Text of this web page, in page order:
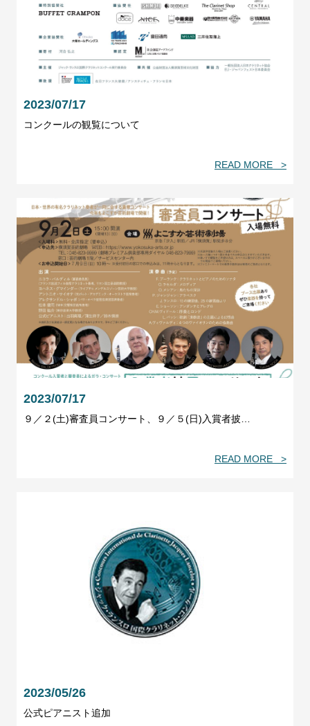
2023/07/17
コンクールの観覧について
READ MORE >
2023/07/17
９／２(土)審査員コンサート、９／５(日)入賞者披…
READ MORE >
2023/05/26
公式ピアニスト追加